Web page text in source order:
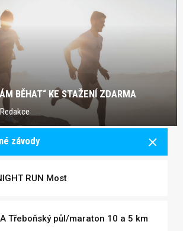
BĚHAT“ KE STAŽENÍ ZDARMA
Redakce
závody
RUN Most
Třeboňský půl/maraton 10 a 5 km